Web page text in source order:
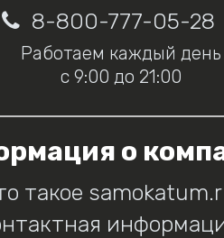
8-800-777-05-28
Работаем каждый день
с 9:00 до 21:00
о
такое